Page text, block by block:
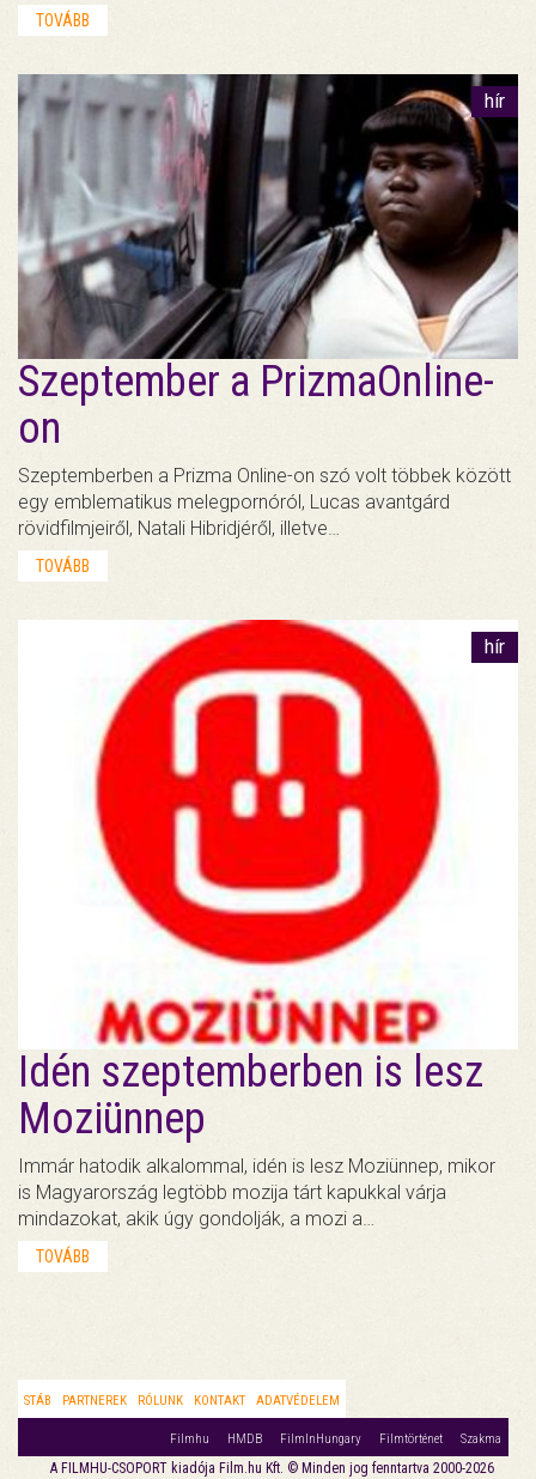
TOVÁBB
hír
Szeptember a PrizmaOnline-
on
Szeptemberben a Prizma Online-on szó volt többek között
egy emblematikus melegpornóról, Lucas avantgárd
rövidfilmjeiről, Natali Hibridjéről, illetve…
TOVÁBB
hír
Idén szeptemberben is lesz
Moziünnep
Immár hatodik alkalommal, idén is lesz Moziünnep, mikor
is Magyarország legtöbb mozija tárt kapukkal várja
mindazokat, akik úgy gondolják, a mozi a…
TOVÁBB
STÁB PARTNEREK RÓLUNK KONTAKT ADATVÉDELEM
Filmhu HMDB FilmInHungary Filmtörténet Szakma
A FILMHU-CSOPORT kiadója Film.hu Kft. © Minden jog fenntartva 2000-2026